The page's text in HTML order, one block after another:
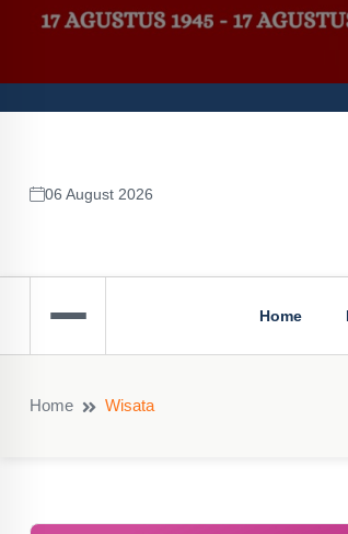
06 August 2026
Home
Home Wisata